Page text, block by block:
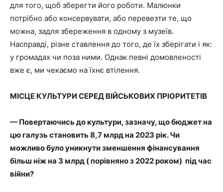
для того, щоб зберегти його роботи. Малюнки
потрібно або консервувати, або перевезти те, що
можна, задля збереження в одному з музеїв.
Насправді, різне ставлення до того, де їх зберігати і як:
у громадах чи поза ними. Однак певні домовленості
вже є, ми чекаємо на їхнє втілення.
МІСЦЕ КУЛЬТУРИ СЕРЕД ВІЙСЬКОВИХ ПРІОРИТЕТІВ
— Повертаючись до культури, зазначу, що бюджет на
цю галузь становить 8,7 млрд на 2023 рік. Чи
можливо було уникнути зменшення фінансування
більш ніж на 3 млрд ( порівняно з 2022 роком) під час
війни?